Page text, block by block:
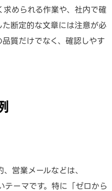
められる作業や、社内で確
断定的な文章には注意が必
質だけでなく、確認しやす
営業メールなどは、
ーマです。特に「ゼロから